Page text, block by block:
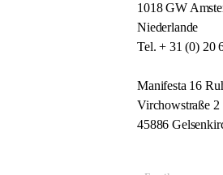
1018 GW
Niederlande
Tel. + 31 (0) 20
Manifesta 16
Virchowstraße 2
45886